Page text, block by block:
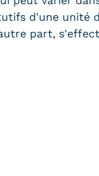
d'une unité
part,